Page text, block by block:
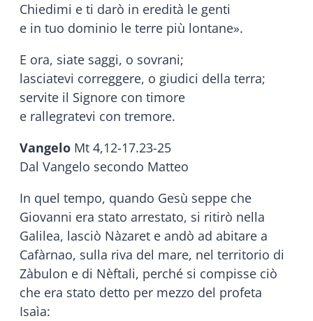
Chiedimi e ti darò in eredità le genti
e in tuo dominio le terre più lontane».
E ora, siate saggi, o sovrani;
lasciatevi correggere, o giudici della terra;
servite il Signore con timore
e rallegratevi con tremore.
Vangelo Mt 4,12-17.23-25
Dal Vangelo secondo Matteo
In quel tempo, quando Gesù seppe che
Giovanni era stato arrestato, si ritirò nella
Galilea, lasciò Nàzaret e andò ad abitare a
Cafàrnao, sulla riva del mare, nel territorio di
Zàbulon e di Nèftali, perché si compisse ciò
che era stato detto per mezzo del profeta
Isaìa: